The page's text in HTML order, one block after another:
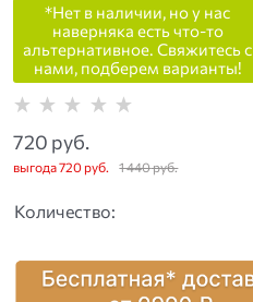
*Нет в наличии, но у нас
наверняка есть что-то
альтернативное. Свяжитесь с
нами, подберем варианты!
1 440 руб.
720 руб.
выгода720 руб.
Количество: